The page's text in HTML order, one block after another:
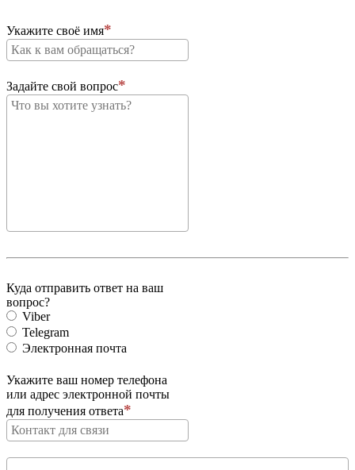
Укажите своё имя
Задайте свой вопрос
Куда отправить ответ на ваш
вопрос?
Viber
Telegram
Электронная почта
Укажите ваш номер телефона
или адрес электронной почты
для получения ответа